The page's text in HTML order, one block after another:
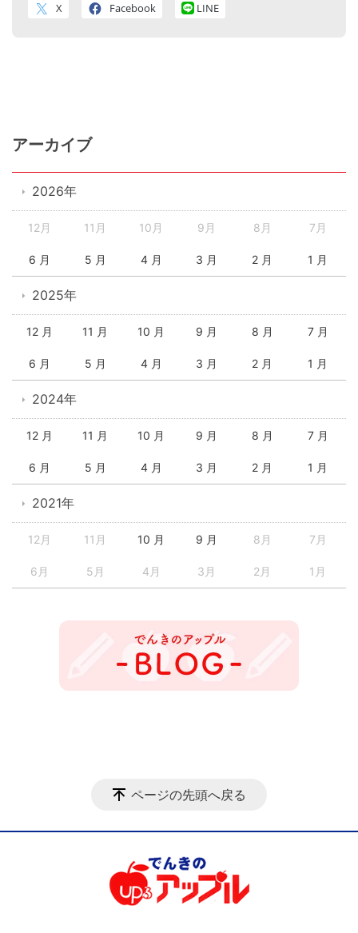
X Facebook LINE
アーカイブ
2026年
12月 11月 10月 9月 8月 7月
6 月 5 月 4 月 3 月 2 月 1 月
2025年
12 月 11 月 10 月 9 月 8 月 7 月
6 月 5 月 4 月 3 月 2 月 1 月
2024年
12 月 11 月 10 月 9 月 8 月 7 月
6 月 5 月 4 月 3 月 2 月 1 月
2021年
12月 11月 10 月 9 月 8月 7月
6月 5月 4月 3月 2月 1月
ページの先頭へ戻る